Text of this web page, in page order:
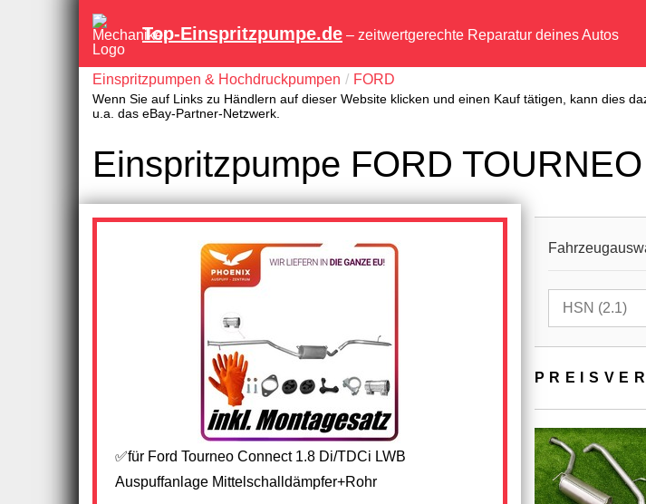
Top-Einspritzpumpe.de – zeitwertgerechte Reparatur deines Autos
Einspritzpumpen & Hochdruckpumpen FORD
Wenn Sie auf Links zu Händlern auf dieser Website klicken und einen Kauf tätigen, kann dies
u.a. das eBay-Partner-Netzwerk.
Einspritzpumpe FORD
✅für Ford Tourneo Connect 1.8 Di/TDCi LWB
Auspuffanlage Mittelschalldämpfer+Rohr